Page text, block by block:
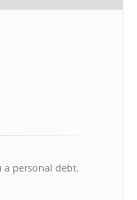
a personal debt.